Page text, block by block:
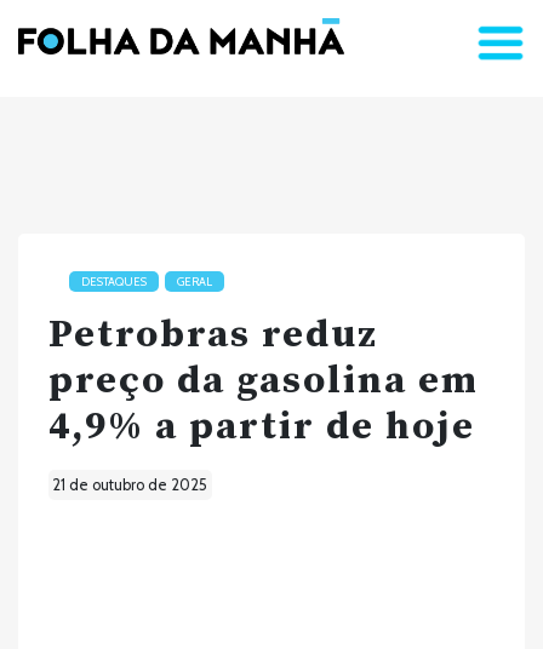
DESTAQUES GERAL
Petrobras reduz
preço da gasolina em
4,9% a partir de hoje
21 de outubro de 2025